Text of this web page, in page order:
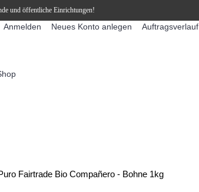
und öffentliche Einrichtungen!
Anmelden Neues Konto anlegen Auftragsverlauf
Fairtrade Bio Compañero - Bohne 1kg